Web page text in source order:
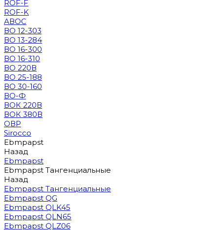
ROF-F
ROF-K
АВОС
ВО 12-303
ВО 13-284
ВО 16-300
ВО 16-310
ВО 220В
ВО 25-188
ВО 30-160
ВО-Ф
ВОК 220В
ВОК 380В
ОВР
Sirocco
Ebmpapst
Назад
Ebmpapst
Ebmpapst Тангенциальные
Назад
Ebmpapst Тангенциальные
Ebmpapst QG
Ebmpapst QLK45
Ebmpapst QLN65
Ebmpapst QLZ06